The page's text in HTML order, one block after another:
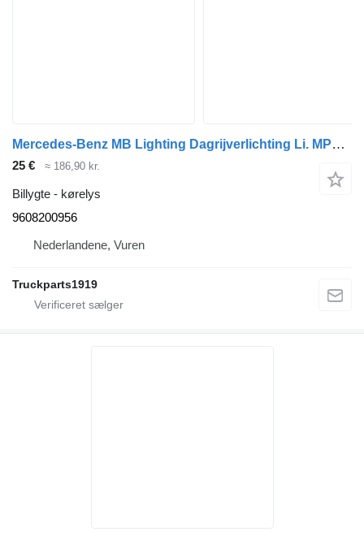
Mercedes-Benz MB Lighting Dagrijverlichting Li. MP4 9608200956 kørelys til lastbil
25 € ≈ 186,90 kr.
Billygte - kørelys
9608200956
Nederlandene, Vuren
Truckparts1919